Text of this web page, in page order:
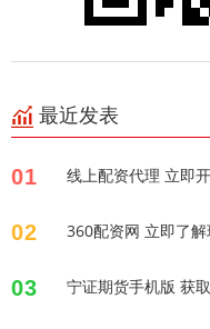
最近发表
01 线上配资代理 立即
02 360配资网 立即了
03 宁证期货手机版 获